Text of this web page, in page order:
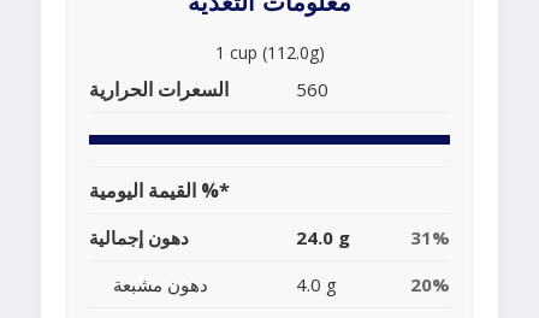
1 cup (112.0g)
السعرات الحرارية 560
القيمة اليومية %*
دهون إجمالية 24.0 g
31%
دهون مشبعة
4.0 g
20%